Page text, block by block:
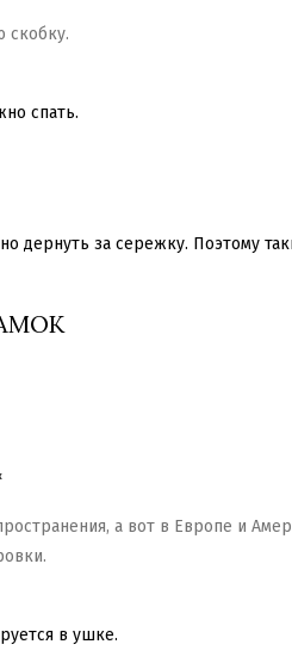
скобку.
спать.
дернуть за сережку. Поэтому
а вот в Европе и
в ушке.